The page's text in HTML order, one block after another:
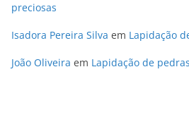
preciosas
Isadora Pereira Silva em Lapidação
João Oliveira em Lapidação de